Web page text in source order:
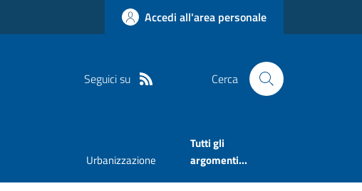
Accedi all'area personale
Seguici su Cerca
Urbanizzazione
Tutti gli
argomenti...